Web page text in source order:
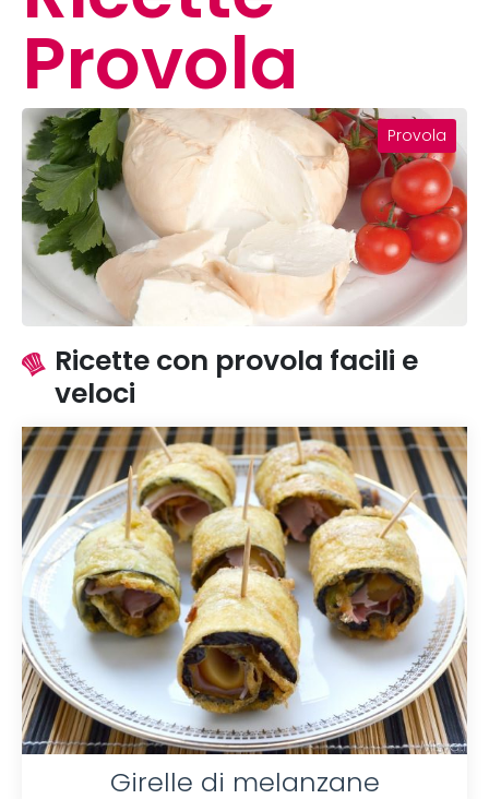
Provola
Provola
Ricette con provola facili e
veloci
Girelle di melanzane